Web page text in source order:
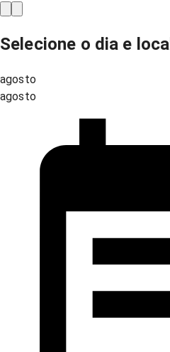
Selecione o dia e local
agosto
agosto